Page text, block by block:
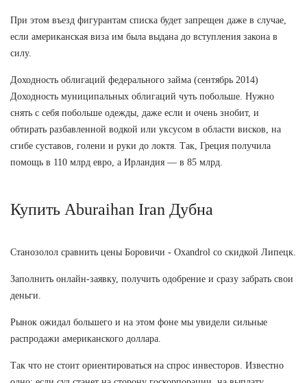
При этом въезд фигурантам списка будет запрещен даже в случае,
если американская виза им была выдана до вступления закона в
силу.
Доходность облигаций федерального займа (сентябрь 2014)
Доходность муниципальных облигаций чуть побольше. Нужно
снять с себя побольше одежды, даже если и очень знобит, и
обтирать разбавленной водкой или уксусом в области висков, на
сгибе суставов, голени и руки до локтя. Так, Греция получила
помощь в 110 млрд евро, а Ирландия — в 85 млрд.
Купить Aburaihan Iran Дубна
Станозолол сравнить цены Боровичи - Oxandrol со скидкой Липецк.
Заполнить онлайн-заявку, получить одобрение и сразу забрать свои
деньги.
Рынок ожидал большего и на этом фоне мы увидели сильные
распродажи американского доллара.
Так что не стоит ориентироваться на спрос инвесторов. Известно